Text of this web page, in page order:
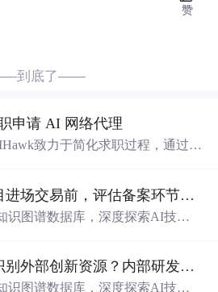
赞
到底了——
申请 AI 网络代理
致力于简化求职过程，通过自
科技成果转化项目进场交易前，评估备案环节需要准备哪些材料？.docx
识图谱数据库，深度探索AI技术
方案，推动科技创新与产业创新国央企如何系统识别外部创新资源？内部研发体系完善，但对外部高校、中小科技企业技术能力缺乏动态认知。.docx
识图谱数据库，深度探索AI技术